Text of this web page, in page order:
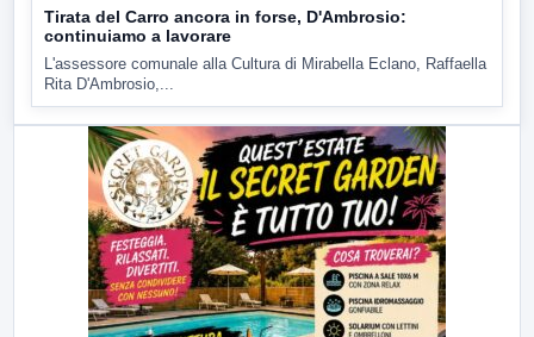
Tirata del Carro ancora in forse, D'Ambrosio:
continuiamo a lavorare
L'assessore comunale alla Cultura di Mirabella Eclano, Raffaella
Rita D'Ambrosio,...